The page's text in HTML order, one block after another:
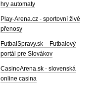
hry automaty
Play-Arena.cz - sportovní živé
přenosy
FutbalSpravy.sk – Futbalový
portál pre Slovákov
CasinoArena.sk - slovenská
online casina